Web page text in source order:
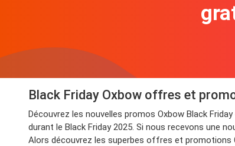
Black Friday Oxbow offres et
Découvrez les nouvelles promos Oxbow Black
durant le Black Friday 2025. Si nous recevons une
Alors découvrez les superbes offres et promotions